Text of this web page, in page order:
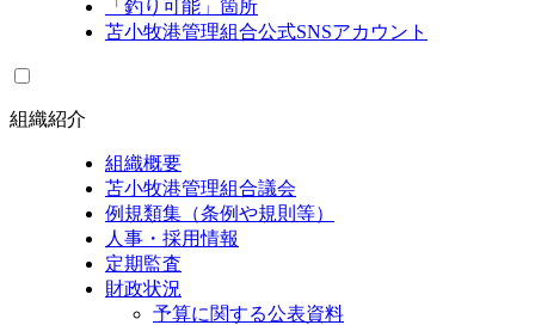
「釣り可能」箇所
苫小牧港管理組合公式SNSアカウント
組織紹介
組織概要
苫小牧港管理組合議会
例規類集（条例や規則等）
人事・採用情報
定期監査
財政状況
予算に関する公表資料